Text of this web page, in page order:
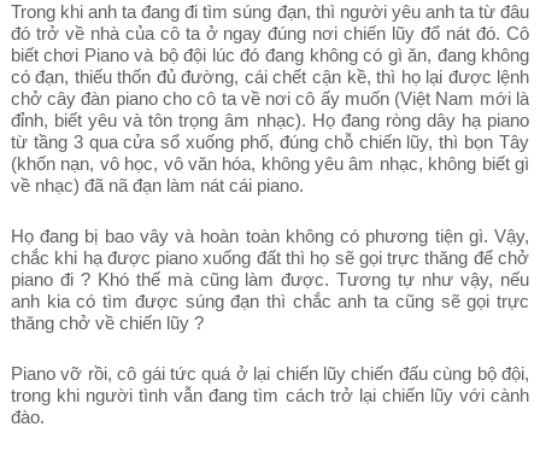
Trong khi anh ta đang đi tìm súng đạn, thì người yêu anh ta từ đâu
đó trở về nhà của cô ta ở ngay đúng nơi chiến lũy đổ nát đó. Cô
biết chơi Piano và bộ đội lúc đó đang không có gì ăn, đang không
có đạn, thiếu thốn đủ đường, cái chết cận kề, thì họ lại được lệnh
chở cây đàn piano cho cô ta về nơi cô ấy muốn (Việt Nam mới là
đỉnh, biết yêu và tôn trọng âm nhạc). Họ đang ròng dây hạ piano
từ tầng 3 qua cửa sổ xuống phố, đúng chỗ chiến lũy, thì bọn Tây
(khốn nạn, vô học, vô văn hóa, không yêu âm nhạc, không biết gì
về nhạc) đã nã đạn làm nát cái piano.
Họ đang bị bao vây và hoàn toàn không có phương tiện gì. Vậy,
chắc khi hạ được piano xuống đất thì họ sẽ gọi trực thăng để chở
piano đi ? Khó thế mà cũng làm được. Tương tự như vậy, nếu
anh kia có tìm được súng đạn thì chắc anh ta cũng sẽ gọi trực
thăng chở về chiến lũy ?
Piano vỡ rồi, cô gái tức quá ở lại chiến lũy chiến đấu cùng bộ đội,
trong khi người tình vẫn đang tìm cách trở lại chiến lũy với cành
đào.